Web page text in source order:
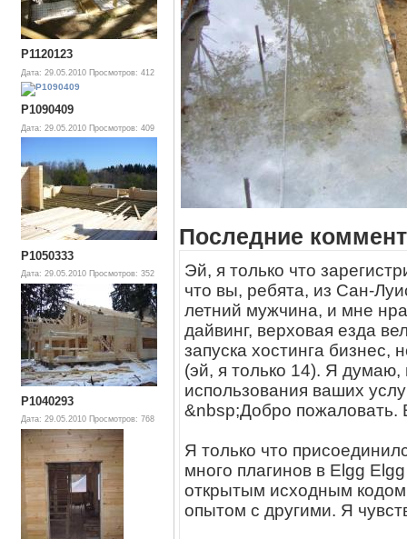
P1120123
Дата: 29.05.2010 Просмотров: 412
P1090409
Дата: 29.05.2010 Просмотров: 409
P1050333
Дата: 29.05.2010 Просмотров: 352
P1040293
Дата: 29.05.2010 Просмотров: 768
Последние
Эй, я только что
что вы, ребята, из Сан-
летний мужчина, и мне
дайвинг, верховая езда
запуска хостинга бизнес,
(эй, я только 14). Я
использования ваших
&nbsp;Добро пожаловать.
Я только что
много плагинов в Elgg
открытым исходным
опытом с другими. Я